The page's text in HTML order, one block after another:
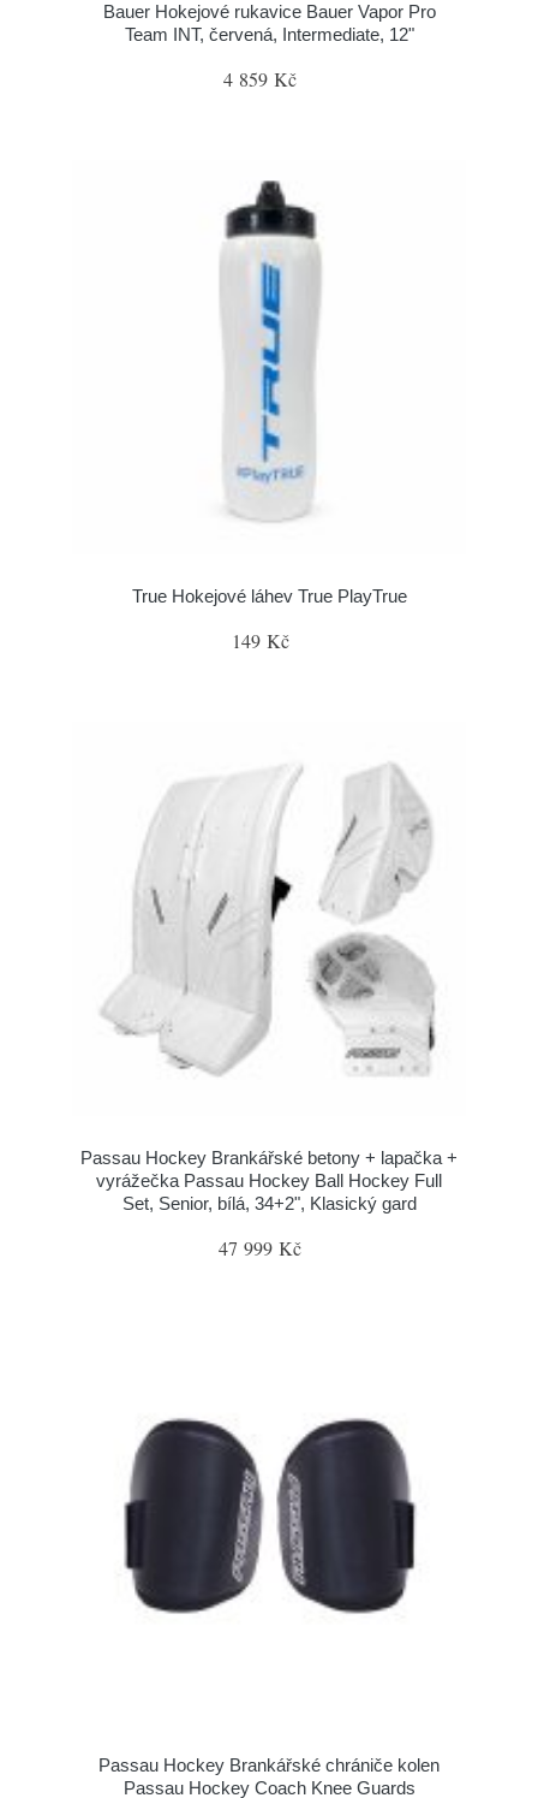
Bauer Hokejové rukavice Bauer Vapor Pro
Team INT, červená, Intermediate, 12"
4 859 Kč
True Hokejové láhev True PlayTrue
149 Kč
Passau Hockey Brankářské betony + lapačka +
vyrážečka Passau Hockey Ball Hockey Full
Set, Senior, bílá, 34+2", Klasický gard
47 999 Kč
Passau Hockey Brankářské chrániče kolen
Passau Hockey Coach Knee Guards